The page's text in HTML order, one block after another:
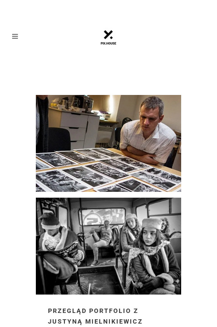
PRZEGLĄD PORTFOLIO Z
JUSTYNĄ MIELNIKIEWICZ